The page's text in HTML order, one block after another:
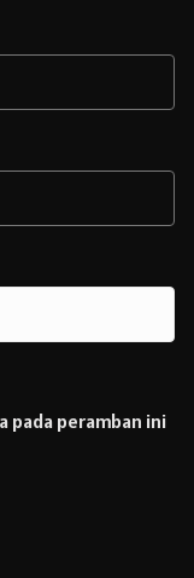
pada peramban ini